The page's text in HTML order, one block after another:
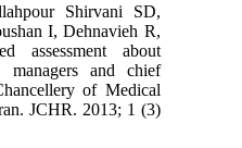
Shirvani SD,
I, Dehnavieh R,
assessment about
managers and chief
of Medical
JCHR. 2013; 1 (3)